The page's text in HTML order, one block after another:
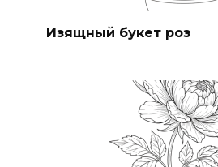
Изящный букет роз